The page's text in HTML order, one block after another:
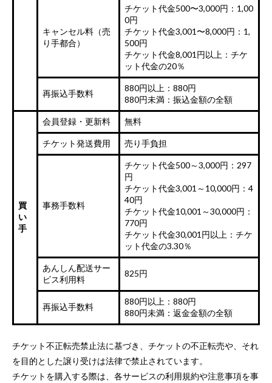
キャンセル料（売
り手都合）
チケット代金500〜3,000円：1,00
0円
チケット代金3,001〜8,000円：1,
500円
チケット代金8,001円以上：チケ
ット代金の20％
再振込手数料
880円以上：880円
880円未満：振込金額の全額
買
い
手
会員登録・更新料 無料
チケット発送費用 売り手負担
事務手数料
チケット代金500～3,000円：297
円
チケット代金3,001～10,000円：4
40円
チケット代金10,001～30,000円：
770円
チケット代金30,001円以上：チケ
ット代金の3.30％
あんしん配送サー
ビス利用料
825円
再振込手数料
880円以上：880円
880円未満：返金金額の全額
チケット不正転売禁止法に基づき、チケットの不正転売や、それ
を目的とした譲り受けは法律で禁止されています。
チケットを購入する際は、各サービスの利用規約や注意事項を事